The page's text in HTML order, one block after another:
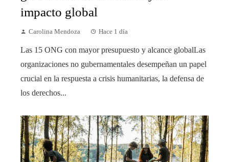
impacto global
Carolina Mendoza Hace 1 día
Las 15 ONG con mayor presupuesto y alcance globalLas
organizaciones no gubernamentales desempeñan un papel
crucial en la respuesta a crisis humanitarias, la defensa de
los derechos...